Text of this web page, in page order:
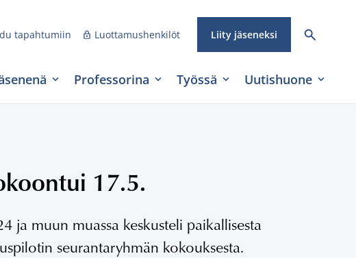
tapahtumiin Luottamushenkilöt Liity jäseneksi
Professorina Työssä Uutishuone
17.5.
ja muun muassa keskusteli paikallisesta
seurantaryhmän kokouksesta.